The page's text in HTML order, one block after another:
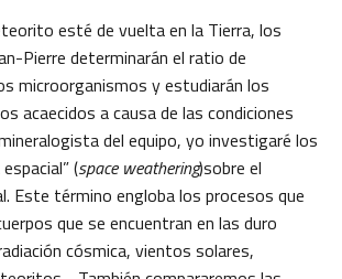
esté de vuelta en la Tierra, los
Pierre determinarán el ratio de
microorganismos y estudiarán los
acaecidos a causa de las condiciones
del equipo, yo investigaré los
(space weathering)sobre el
Este término engloba los procesos que
que se encuentran en las duro
cósmica, vientos solares,